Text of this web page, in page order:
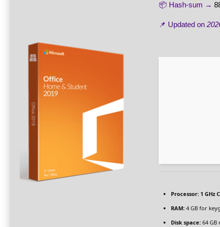
📦 Hash-sum →
📌 Updated on
Processor: 1 GHz
RAM: 4 GB for
Disk space: 64 GB